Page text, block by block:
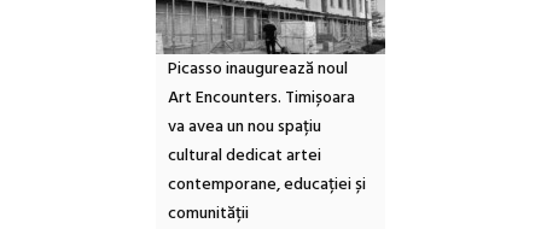
Picasso inaugurează noul
Art Encounters. Timișoara
va avea un nou spațiu
cultural dedicat artei
contemporane, educației și
comunității